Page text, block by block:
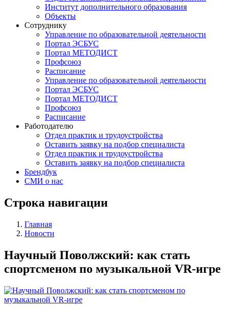
Институт дополнительного образования
Объекты
Сотруднику
Управление по образовательной деятельности
Портал ЭСБУС
Портал МЕТОДИСТ
Профсоюз
Расписание
Управление по образовательной деятельности
Портал ЭСБУС
Портал МЕТОДИСТ
Профсоюз
Расписание
Работодателю
Отдел практик и трудоустройства
Оставить заявку на подбор специалиста
Отдел практик и трудоустройства
Оставить заявку на подбор специалиста
Брендбук
СМИ о нас
Строка навигации
Главная
Новости
Научный Поволжский: как стать
спортсменом по музыкальной VR-игре